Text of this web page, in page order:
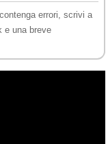
errori, scrivi a
e una breve